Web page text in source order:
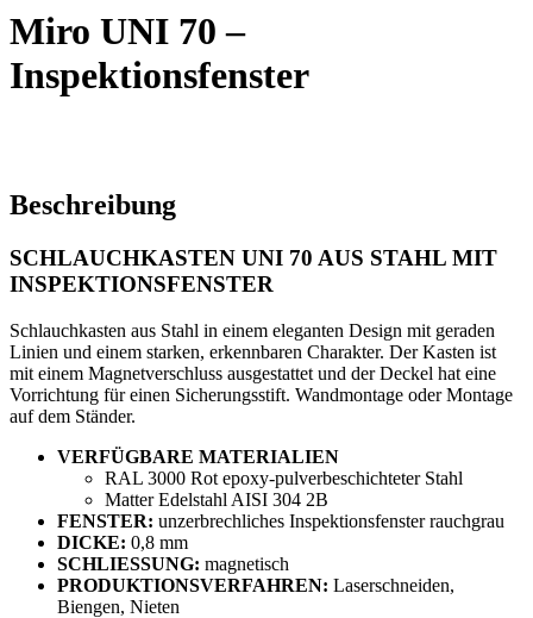
Miro UNI 70 –
Inspektionsfenster
Beschreibung
SCHLAUCHKASTEN UNI 70 AUS STAHL MIT
INSPEKTIONSFENSTER
Schlauchkasten aus Stahl in einem eleganten Design mit geraden
Linien und einem starken, erkennbaren Charakter. Der Kasten ist
mit einem Magnetverschluss ausgestattet und der Deckel hat eine
Vorrichtung für einen Sicherungsstift. Wandmontage oder Montage
auf dem Ständer.
VERFÜGBARE MATERIALIEN
RAL 3000 Rot epoxy-pulverbeschichteter Stahl
Matter Edelstahl AISI 304 2B
FENSTER: unzerbrechliches Inspektionsfenster rauchgrau
DICKE: 0,8 mm
SCHLIESSUNG: magnetisch
PRODUKTIONSVERFAHREN: Laserschneiden,
Biengen, Nieten